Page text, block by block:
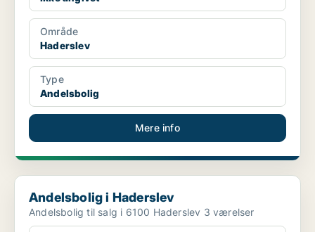
Område
Haderslev
Type
Andelsbolig
Mere info
Andelsbolig i Haderslev
Andelsbolig i Haderslev
Andelsbolig til salg i 6100 Haderslev 3 værelser